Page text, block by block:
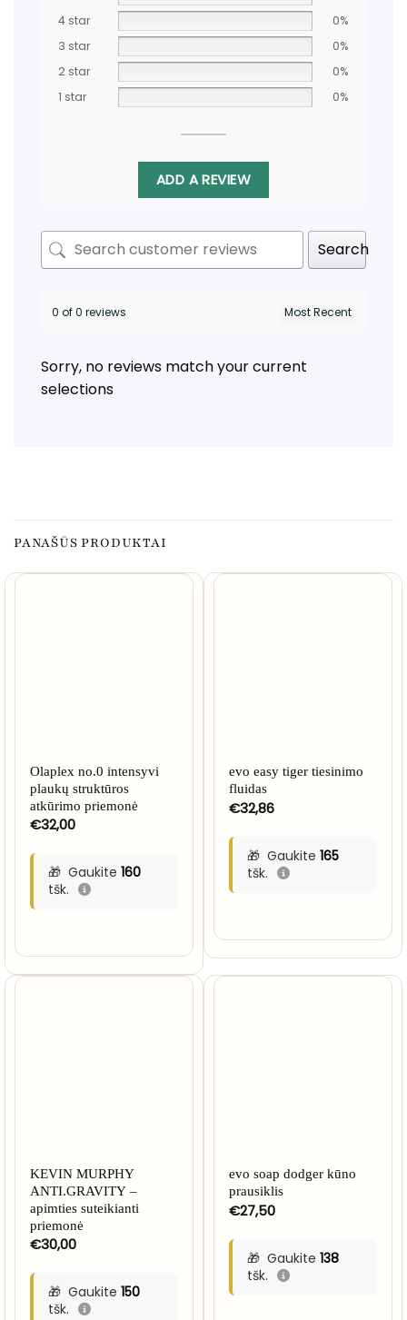
4 star
0%
3 star
0%
2 star
0%
1 star
0%
ADD A REVIEW
Search
0 of 0 reviews
Sorry, no reviews match your current
selections
PANAŠŪS PRODUKTAI
Olaplex no.0 intensyvi
plaukų struktūros
atkūrimo priemonė
€32,00
Gaukite 160
tšk.
evo easy tiger tiesinimo
fluidas
€32,86
Gaukite 165
tšk.
KEVIN MURPHY
ANTI.GRAVITY –
apimties suteikianti
priemonė
€30,00
Gaukite 150
tšk.
evo soap dodger kūno
prausiklis
€27,50
Gaukite 138
tšk.